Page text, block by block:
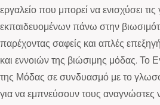
εργαλείο που μπορεί να ενισχύσει
εκπαιδευομένων πάνω στην
παρέχοντας σαφείς και απλές
και εννοιών της βιώσιμης μόδας. Το
της Μόδας σε συνδυασμό με το
για να εμπνεύσουν τους αναγνώστες